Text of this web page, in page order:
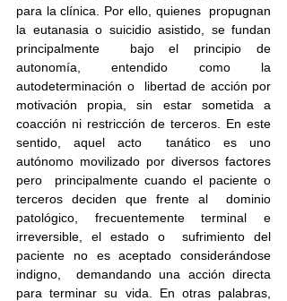
para la clínica. Por ello, quienes  propugnan
la eutanasia o suicidio asistido, se fundan
principalmente  bajo el principio de
autonomía, entendido como la
autodeterminación o  libertad de acción por
motivación propia, sin estar sometida a
coacción ni restricción de terceros. En este
sentido, aquel acto  tanático es uno
autónomo movilizado por diversos factores
pero  principalmente cuando el paciente o
terceros deciden que frente al  dominio
patológico, frecuentemente terminal e
irreversible, el estado o  sufrimiento del
paciente no es aceptado considerándose
indigno,  demandando una acción directa
para terminar su vida. En otras palabras,